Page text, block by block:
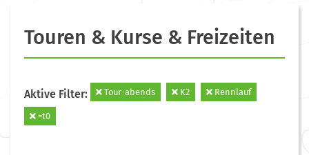
Touren & Kurse & Freizeiten
Aktive Filter: Tour-abends K2 Rennlauf
=t0